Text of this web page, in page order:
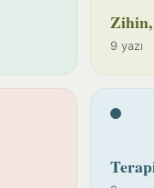
Zihin,
9 yazı